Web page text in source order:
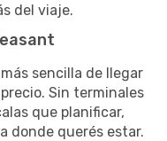
del viaje.
sencilla de llegar
Sin terminales
que planificar,
donde querés estar.